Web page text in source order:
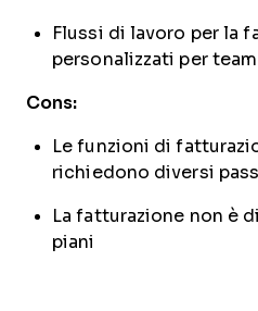
Flussi di lavoro per la
personalizzati per
Cons:
Le funzioni di
richiedono diversi
La fatturazione non è
piani